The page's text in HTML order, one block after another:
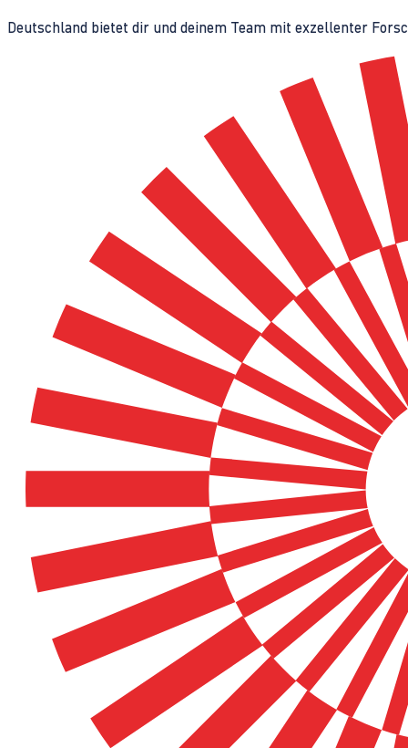
Deutschland bietet dir und deinem Team mit exzellenter